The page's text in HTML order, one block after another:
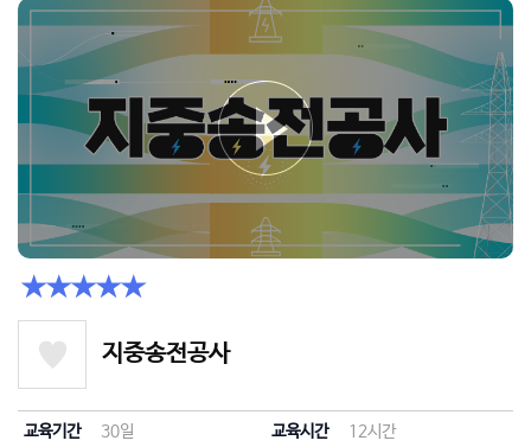
★★★★★
지중송전공사
교육기간 30일 교육시간
12시간